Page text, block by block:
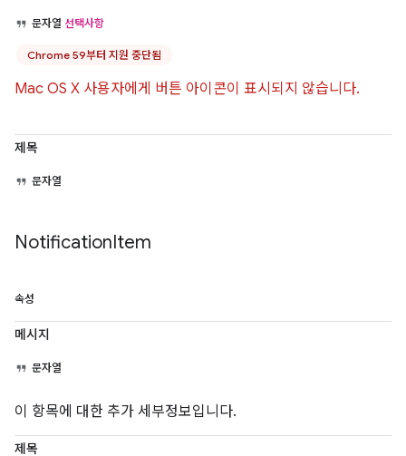
문자열 선택사항
Chrome 59부터 지원 중단됨
Mac OS X 사용자에게 버튼 아이콘이 표시되지 않습니다.
제목
문자열
NotificationItem
속성
메시지
문자열
이 항목에 대한 추가 세부정보입니다.
제목